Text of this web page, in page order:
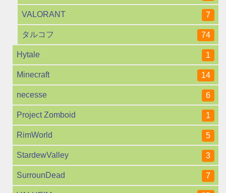
VALORANT 7
タルコフ 74
Hytale 1
Minecraft 14
necesse 6
Project Zomboid 1
RimWorld 5
StardewValley 3
SurrounDead 7